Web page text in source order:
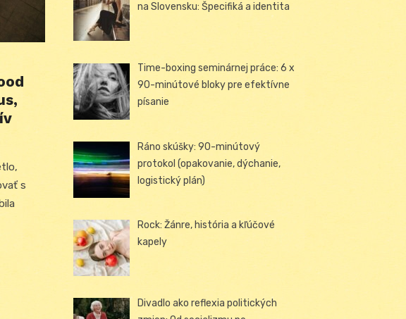
s
na Slovensku: Špecifiká a identita
Time-boxing seminárnej práce: 6 x
90-minútové bloky pre efektívne
písanie
Ráno skúšky: 90-minútový
protokol (opakovanie, dýchanie,
logistický plán)
Rock: Žánre, história a kľúčové
kapely
Divadlo ako reflexia politických